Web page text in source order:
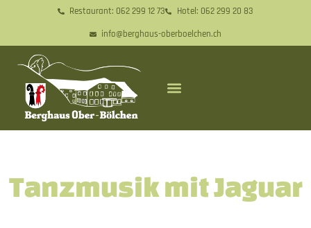
Restaurant: 062 299 12 73
Hotel: 062 299 20 83
info@berghaus-oberboelchen.ch
Tanzmusik mit Jaguar